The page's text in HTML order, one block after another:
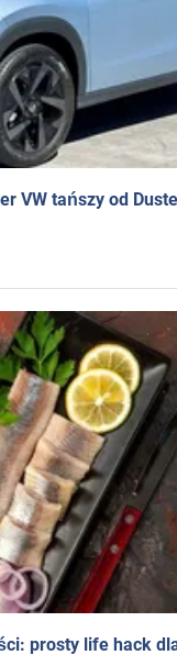
VW tańszy od
prosty life hack